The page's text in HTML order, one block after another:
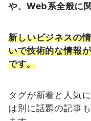
や、Web系全般に
新しいビジネスの
いで技術的な情報
です。
タグが新着と人気
は別に話題の記事